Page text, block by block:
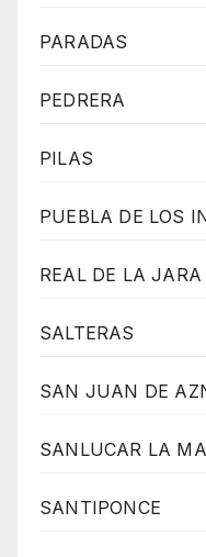
PARADAS
PEDRERA
PILAS
PUEBLA DE LOS
REAL DE LA JARA
SALTERAS
SAN JUAN DE
SANLUCAR LA
SANTIPONCE